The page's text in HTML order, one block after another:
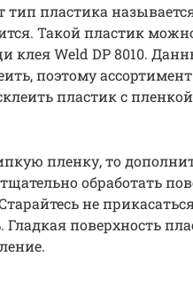
тип пластика
Такой пластик
Weld DP 8010.
поэтому
пластик с
пленку, то
обработать
не
поверхность